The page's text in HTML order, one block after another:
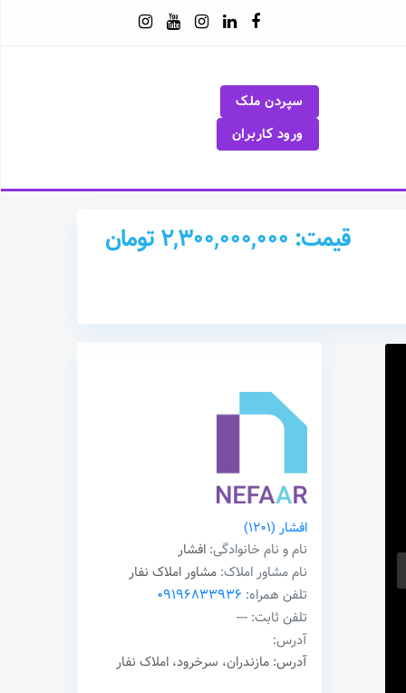
سپردن ملک
ورود کاربران
قیمت: 2,300,000,000 تومان
افشار (1201)
نام و نام خانوادگی: افشار
نام مشاور املاک: مشاور املاک نفار
تلفن همراه: 09196833936
تلفن ثابت: ---
آدرس:
آدرس: مازندران، سرخرود، املاک نفار